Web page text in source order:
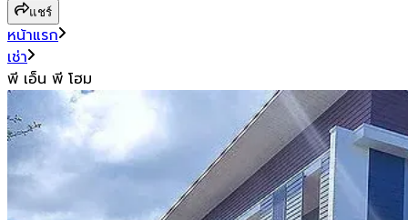
แชร์
หน้าแรก
เช่า
พี เอ็น พี โฮม